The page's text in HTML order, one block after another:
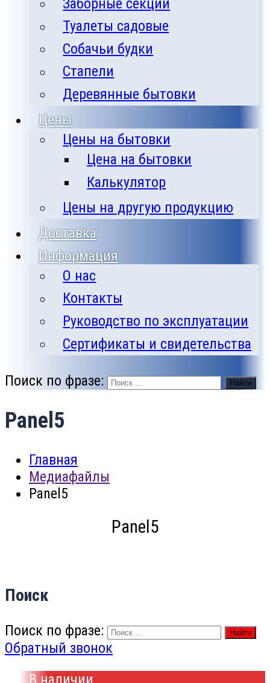
Заборные секции
Туалеты садовые
Собачьи будки
Стапели
Деревянные бытовки
Цены
Цены на бытовки
Цена на бытовки
Калькулятор
Цены на другую продукцию
Доставка
Информация
О нас
Контакты
Руководство по эксплуатации
Сертификаты и свидетельства
Поиск по фразе: Найти
Panel5
Главная
Медиафайлы
Panel5
Panel5
Поиск
Поиск по фразе: Найти
Обратный звонок
В наличии